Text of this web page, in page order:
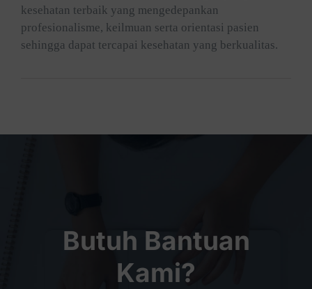
kesehatan terbaik yang mengedepankan
profesionalisme, keilmuan serta orientasi pasien
sehingga dapat tercapai kesehatan yang berkualitas.
Butuh Bantuan
Kami?